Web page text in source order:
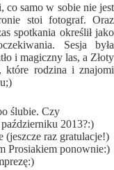
co samo w sobie nie jest
stoi fotograf. Oraz
spotkania określił jako
Sesja była
i magiczny las, a Złoty
które rodzina i znajomi
ślubie. Czy
2013?:)
(jeszcze raz gratulacje!)
Prosiakiem ponownie:)